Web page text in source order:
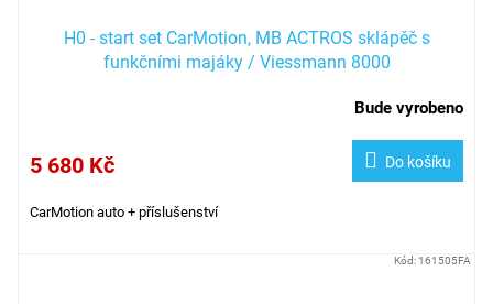
H0 - start set CarMotion, MB ACTROS sklápěč s
funkčními majáky / Viessmann 8000
Bude vyrobeno
5 680 Kč Do košíku
CarMotion auto + příslušenství
Kód: 161505FA